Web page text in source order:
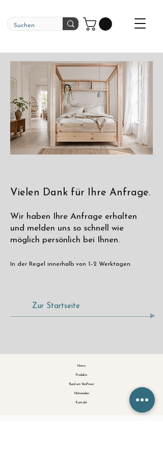
Vielen Dank für Ihre Anfrage.
Wir haben Ihre Anfrage erhalten
und melden uns so schnell wie
möglich persönlich bei Ihnen.
In der Regel innerhalb von 1–2 Werktagen.
Zur Startseite
Home
Produkte
Rund um VanFraai
Materialien
Kontakt